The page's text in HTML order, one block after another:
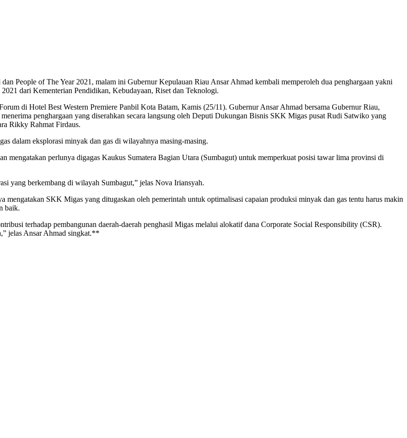
People of The Year 2021, malam ini Gubernur Kepulauan Riau Ansar Ahmad kembali memperoleh dua penghargaan yakni
dari Kementerian Pendidikan, Kebudayaan, Riset dan Teknologi.
di Hotel Best Western Premiere Panbil Kota Batam, Kamis (25/11). Gubernur Ansar Ahmad bersama Gubernur Riau,
penghargaan yang diserahkan secara langsung oleh Deputi Dukungan Bisnis SKK Migas pusat Rudi Satwiko yang
Rikky Rahmat Firdaus.
dalam eksplorasi minyak dan gas di wilayahnya masing-masing.
mengatakan perlunya digagas Kaukus Sumatera Bagian Utara (Sumbagut) untuk memperkuat posisi tawar lima provinsi di
yang berkembang di wilayah Sumbagut,” jelas Nova Iriansyah.
mengatakan SKK Migas yang ditugaskan oleh pemerintah untuk optimalisasi capaian produksi minyak dan gas tentu harus makin
baik.
terhadap pembangunan daerah-daerah penghasil Migas melalui alokatif dana Corporate Social Responsibility (CSR).
jelas Ansar Ahmad singkat.**